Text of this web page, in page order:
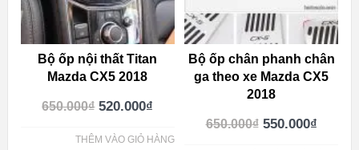
Bộ ốp nội thất Titan
Mazda CX5 2018
650.000₫ 520.000₫
THÊM VÀO GIỎ HÀNG
Bộ ốp chân phanh chân
ga theo xe Mazda CX5
2018
650.000₫ 550.000₫